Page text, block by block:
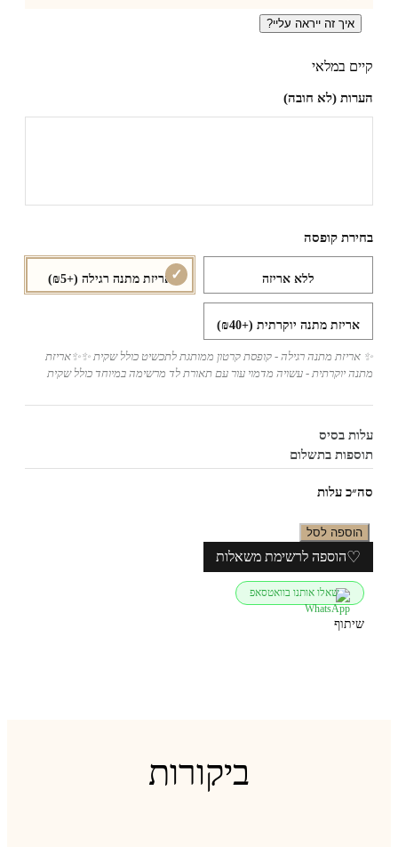
איך זה ייראה עליי?
במלאי
(לא חובה)
קופסה
ללא אריזה אריזת מתנה רגילה (+₪5)
אריזת מתנה יוקרתית(+₪40)
אריזת מתנה רגילה - קופסת קרטון ממותגת לתכשיט כולל שקית ✨✨אריזת
יוקרתית - עשויה מדמוי עור עם תאורת לד מרשימה במיוחד כולל שקית
בסיס
בתשלום
עלות
הוספה לסל
הוספה לרשימת משאלות
שאלו אותנו בוואטסאפ
ביקורות